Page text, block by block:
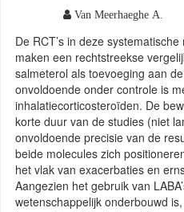
Van Meerhaeghe A.
De RCT’s in deze
maken een rechtstreekse
salmeterol als toevoeging aan
onvoldoende onder controle is
inhalatiecorticosteroïden. De
korte duur van de studies (niet
onvoldoende precisie van de
beide molecules zich
het vlak van exacerbaties en
Aangezien het gebruik van
wetenschappelijk onderbouwd